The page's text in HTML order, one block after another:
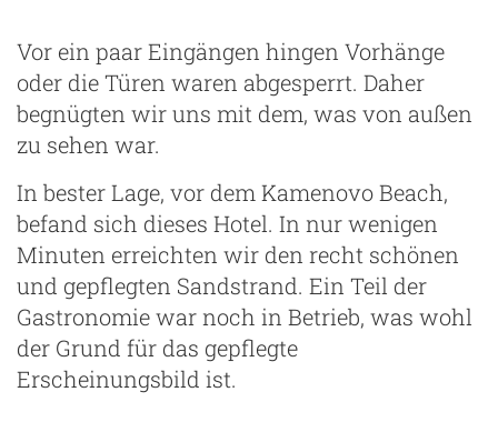
Vor ein paar Eingängen hingen Vorhänge
oder die Türen waren abgesperrt. Daher
begnügten wir uns mit dem, was von außen
zu sehen war.
In bester Lage, vor dem Kamenovo Beach,
befand sich dieses Hotel. In nur wenigen
Minuten erreichten wir den recht schönen
und gepflegten Sandstrand. Ein Teil der
Gastronomie war noch in Betrieb, was wohl
der Grund für das gepflegte
Erscheinungsbild ist.